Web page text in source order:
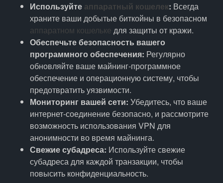
Используйте аппаратный кошелек: Всегда
храните ваши добытые биткойны в безопасном
аппаратном кошельке для защиты от кражи.
Обеспечьте безопасность вашего
программного обеспечения: Регулярно
обновляйте ваше майнинг-программное
обеспечение и операционную систему, чтобы
предотвратить уязвимости.
Мониторинг вашей сети: Убедитесь, что ваше
интернет-соединение безопасно, и рассмотрите
возможность использования VPN для
анонимности во время майнинга.
Свежие субадреса: Используйте свежие
субадреса для каждой транзакции, чтобы
повысить конфиденциальность.